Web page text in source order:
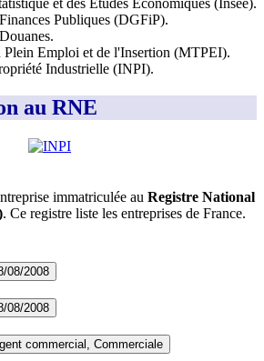
et des Études Économiques (Insee).
Publiques (DGFiP).
.
Emploi et de l'Insertion (MTPEI).
Industrielle (INPI).
au RNE
immatriculée au Registre National
. Ce registre liste les entreprises de France.
08/2008
08/2008
commercial, Commerciale